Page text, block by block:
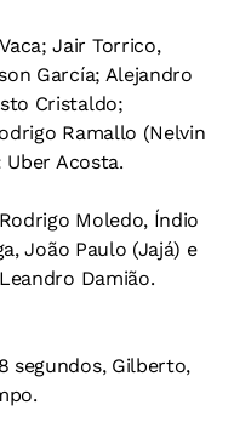
Jair Torrico,
García; Alejandro
Cristaldo;
Ramallo (Nelvin
Uber Acosta.
Moledo, Índio
João Paulo (Jajá) e
Damião.
segundos, Gilberto,